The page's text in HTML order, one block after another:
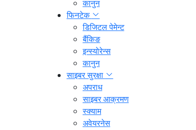
कानुन
फिनटेक
डिजिटल पेमेन्ट
बैंकिङ
इन्स्योरेन्स
कानुन
साइबर सुरक्षा
अपराध
साइबर आक्रमण
स्क्याम
अवेयरनेस